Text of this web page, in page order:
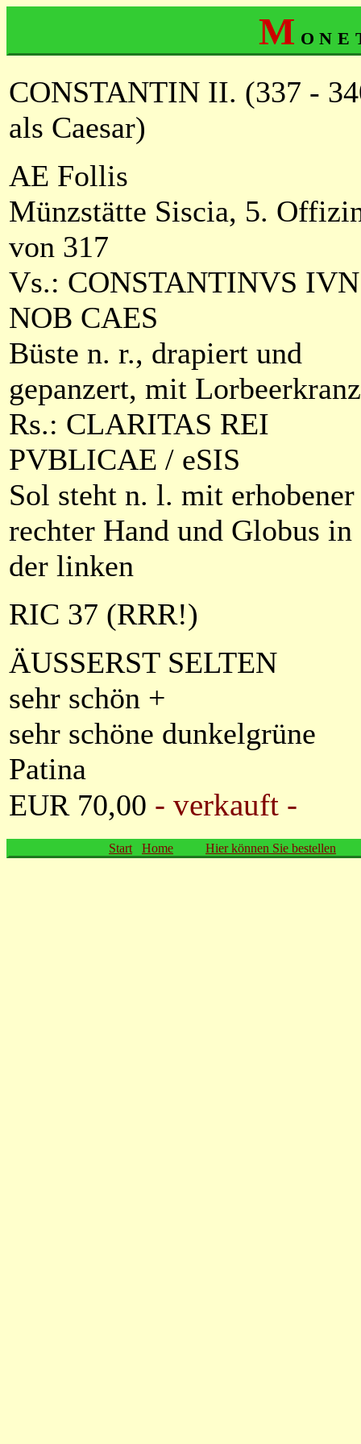
M
CONSTANTIN II. (337 -
als Caesar)
AE Follis
Münzstätte Siscia, 5.
von 317
Vs.: CONSTANTINVS IVN
NOB CAES
Büste n. r., drapiert und
gepanzert, mit Lorbeerkranz
Rs.: CLARITAS REI
PVBLICAE / eSIS
Sol steht n. l. mit erhobener
rechter Hand und Globus in
der linken
RIC 37 (RRR!)
ÄUSSERST SELTEN
sehr schön +
sehr schöne dunkelgrüne
Patina
EUR 70,00 - verkauft -
Start Home Hier können Sie bestellen